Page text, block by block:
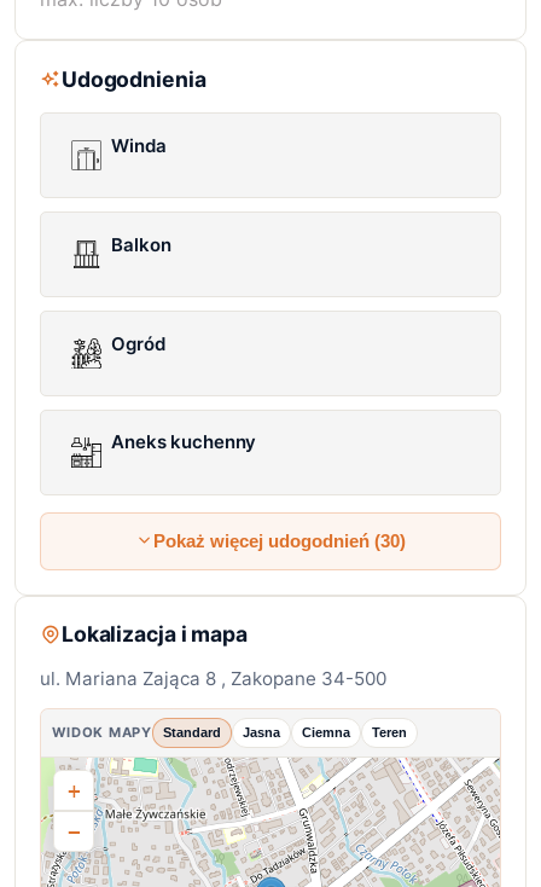
Lokalizacja i mapa
ul. Mariana Zająca 8 , Zakopane 34-500
WIDOK MAPY Standard Jasna Ciemna Teren
+
−
Udogodnienia
Winda
Balkon
Ogród
Aneks kuchenny
Pokaż więcej udogodnień (30)